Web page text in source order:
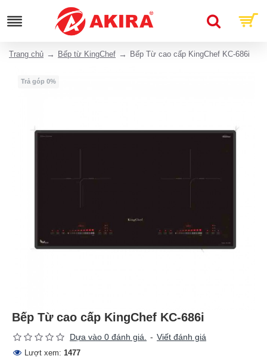
Trang chủ Bếp từ KingChef Bếp Từ cao cấp KingChef KC-686i
Trả góp 0%
Bếp Từ cao cấp KingChef KC-686i
Dựa vào 0 đánh giá. - Viết đánh giá
Lượt xem: 1477